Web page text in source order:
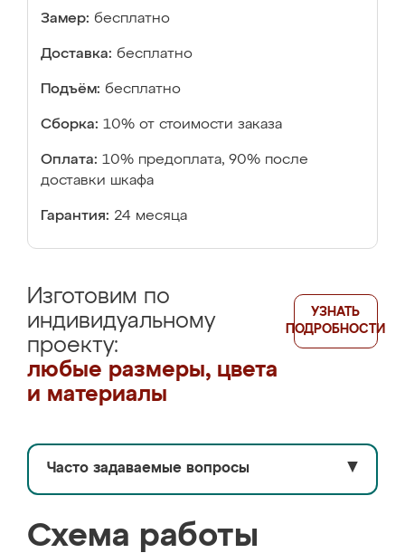
Замер: бесплатно
Доставка: бесплатно
Подъём: бесплатно
Сборка: 10% от стоимости заказа
Оплата: 10% предоплата, 90% после
доставки шкафа
Гарантия: 24 месяца
Изготовим по
индивидуальному
проекту:
любые размеры, цвета
и материалы
УЗНАТЬ
ПОДРОБНОСТИ
Часто задаваемые вопросы ▼
Схема работы